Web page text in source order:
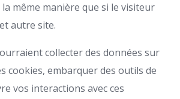
même manière que si le visiteur
autre site.
collecter des données sur
cookies, embarquer des outils de
vos interactions avec ces